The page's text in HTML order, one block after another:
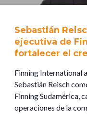
Sebastián
ejecutiva de
fortalecer el
Finning International
Sebastián Reisch
Finning Sudamérica,
operaciones de la